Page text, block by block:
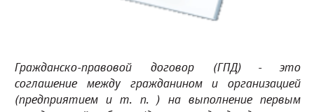
Гражданско-правовой договор (ГПД) - это
соглашение между гражданином и организацией
(предприятием и т. п. ) на выполнение первым